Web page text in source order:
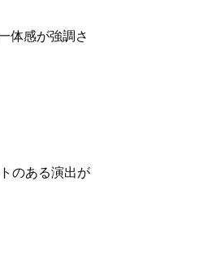
体感が強調さ
のある演出が